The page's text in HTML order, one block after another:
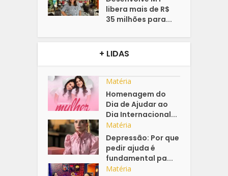
libera mais de R$
35 milhões para...
+ LIDAS
Matéria
Homenagem do
Dia de Ajudar ao
Dia Internacional...
Matéria
Depressão: Por que
pedir ajuda é
fundamental pa...
Matéria